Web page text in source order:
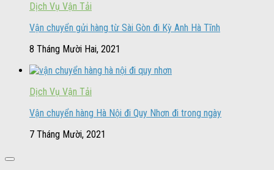
Dịch Vụ Vận Tải
Vận chuyển gửi hàng từ Sài Gòn đi Kỳ Anh Hà Tĩnh
8 Tháng Mười Hai, 2021
Dịch Vụ Vận Tải
Vận chuyển hàng Hà Nội đi Quy Nhơn đi trong ngày
7 Tháng Mười, 2021